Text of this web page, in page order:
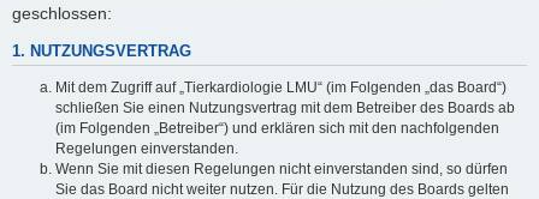
geschlossen:
1. NUTZUNGSVERTRAG
Mit dem Zugriff auf „Tierkardiologie LMU“ (im Folgenden „das Board“)
schließen Sie einen Nutzungsvertrag mit dem Betreiber des Boards ab
(im Folgenden „Betreiber“) und erklären sich mit den nachfolgenden
Regelungen einverstanden.
Wenn Sie mit diesen Regelungen nicht einverstanden sind, so dürfen
Sie das Board nicht weiter nutzen. Für die Nutzung des Boards gelten